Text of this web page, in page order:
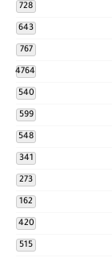
728
643
767
4764
540
599
548
341
273
162
420
515